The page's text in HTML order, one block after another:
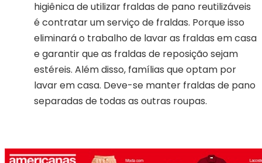
higiênica de utilizar fraldas de pano reutilizáveis ​​
é contratar um serviço de fraldas. Porque isso
eliminará o trabalho de lavar as fraldas em casa
e garantir que as fraldas de reposição sejam
estéreis. Além disso, famílias que optam por
lavar em casa. Deve-se manter fraldas de pano
separadas de todas as outras roupas.